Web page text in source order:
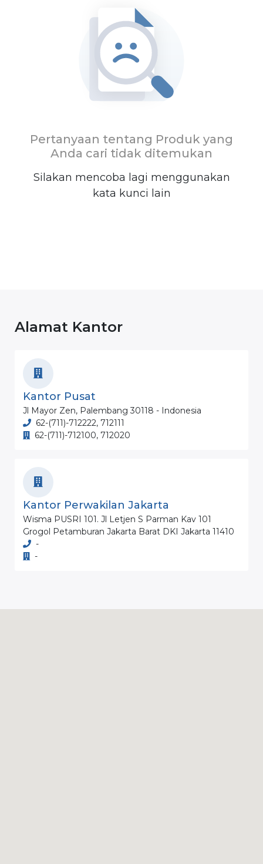
Pertanyaan tentang Produk yang
Anda cari tidak ditemukan
Silakan mencoba lagi menggunakan
kata kunci lain
Alamat Kantor
Kantor Pusat
Jl Mayor Zen, Palembang 30118 - Indonesia
62-(711)-712222, 712111
62-(711)-712100, 712020
Kantor Perwakilan Jakarta
Wisma PUSRI 101. Jl Letjen S Parman Kav 101
Grogol Petamburan Jakarta Barat DKI Jakarta 11410
-
-